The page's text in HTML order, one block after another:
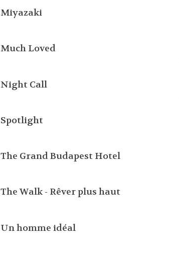
Miyazaki
Much Loved
Night Call
Spotlight
The Grand Budapest Hotel
The Walk - Rêver plus haut
Un homme idéal